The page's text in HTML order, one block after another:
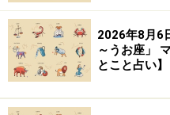
2026年8月6
～うお座」
とこと占い】